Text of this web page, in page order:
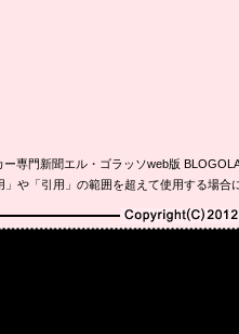
ー専門新聞エル・ゴラッソweb版
」や「引用」の範囲を超えて使用する場
Copyright(C)2010-